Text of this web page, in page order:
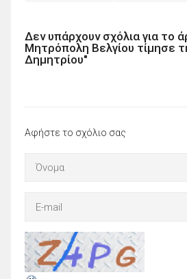
Δεν υπάρχουν σχόλια για το
Μητρόπολη Βελγίου τίμησε
Δημητρίου"
Αφήστε το σχόλιο σας